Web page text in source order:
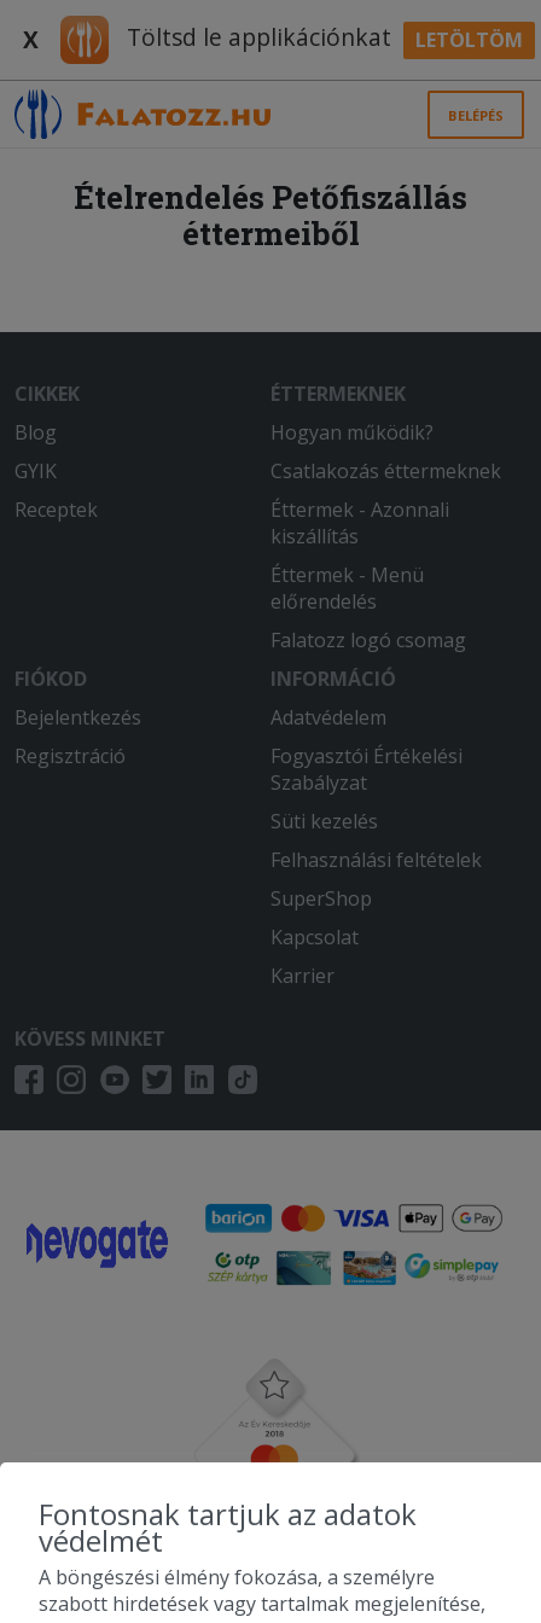
X Töltsd le applikációnkat LETÖLTÖM
BELÉPÉS
Ételrendelés Petőfiszállás
éttermeiből
CIKKEK
Blog
GYIK
Receptek
ÉTTERMEKNEK
Hogyan működik?
Csatlakozás éttermeknek
Éttermek - Azonnali
kiszállítás
Éttermek - Menü
előrendelés
Falatozz logó csomag
FIÓKOD
Bejelentkezés
Regisztráció
INFORMÁCIÓ
Adatvédelem
Fogyasztói Értékelési
Szabályzat
Süti kezelés
Felhasználási feltételek
SuperShop
Kapcsolat
Karrier
KÖVESS MINKET
Fontosnak tartjuk az adatok
védelmét
A böngészési élmény fokozása, a személyre
szabott hirdetések vagy tartalmak megjelenítése,